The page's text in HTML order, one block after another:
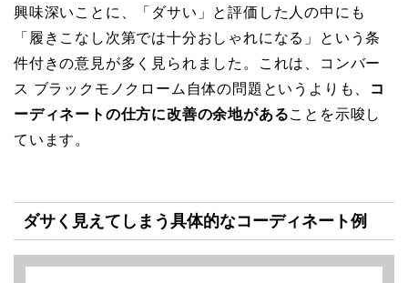
興味深いことに、「ダサい」と評価した人の中にも
「履きこなし次第では十分おしゃれになる」という条
件付きの意見が多く見られました。これは、コンバー
ス ブラックモノクローム自体の問題というよりも、
コ
ーディネートの仕方に改善の余地があることを示唆し
ています。
ダサく見えてしまう具体的なコーディネート例